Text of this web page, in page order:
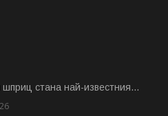
шприц стана най-известния...